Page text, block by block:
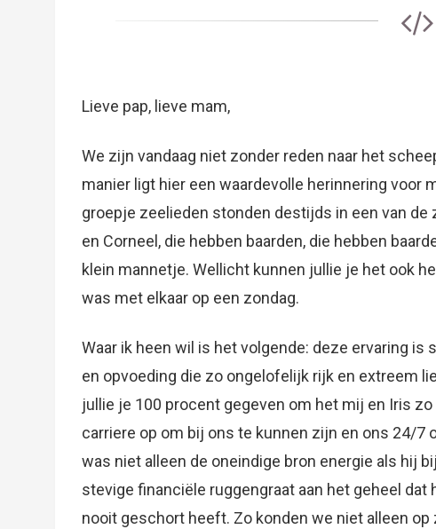
Lieve pap, lieve mam,
We zijn vandaag niet zonder reden naar het
manier ligt hier een waardevolle herinnering voor
groepje zeelieden stonden destijds in een van de
en Corneel, die hebben baarden, die hebben
klein mannetje. Wellicht kunnen jullie je het ook
was met elkaar op een zondag.
Waar ik heen wil is het volgende: deze ervaring
en opvoeding die zo ongelofelijk rijk en extreem
jullie je 100 procent gegeven om het mij en Iris
carriere op om bij ons te kunnen zijn en ons 24/7
was niet alleen de oneindige bron energie als hij
stevige financiële ruggengraat aan het geheel
nooit geschort heeft. Zo konden we niet alleen